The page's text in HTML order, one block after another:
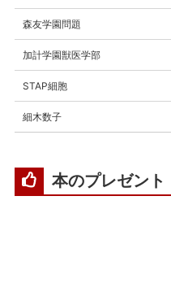
森友学園問題
加計学園獣医学部
STAP細胞
細木数子
本のプレゼント